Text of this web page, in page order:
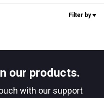
Filter by
our products.
with our support